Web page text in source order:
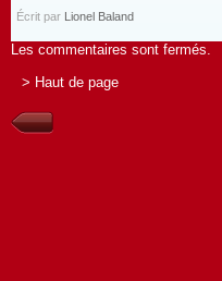
Écrit par Lionel Baland
Les commentaires sont fermés.
> Haut de page